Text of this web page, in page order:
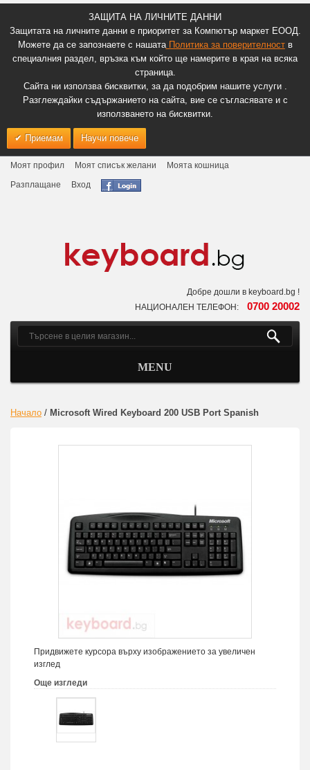
ЗАЩИТА НА ЛИЧНИТЕ ДАННИ
Защитата на личните данни е приоритет за Компютър маркет ЕООД.
Можете да се запознаете с нашатаПолитика за поверителноств
специалния раздел, връзка към който ще намерите в края на всяка
страница.
Сайта ни използва бисквитки, за да подобрим нашите услуги .
Разглеждайки съдържанието на сайта, вие се съгласявате и с
използването на бисквитки.
Приемам Научи повече
Моят профил Моят списък желани
Моята кошница
Разплащане
Вход
Добре дошли в keyboard.bg !
НАЦИОНАЛЕН ТЕЛЕФОН: 0700 20002
MENU
Начало / Microsoft Wired Keyboard 200 USB Port Spanish
Придвижете курсора върху изображението за увеличен
изглед
Още изгледи